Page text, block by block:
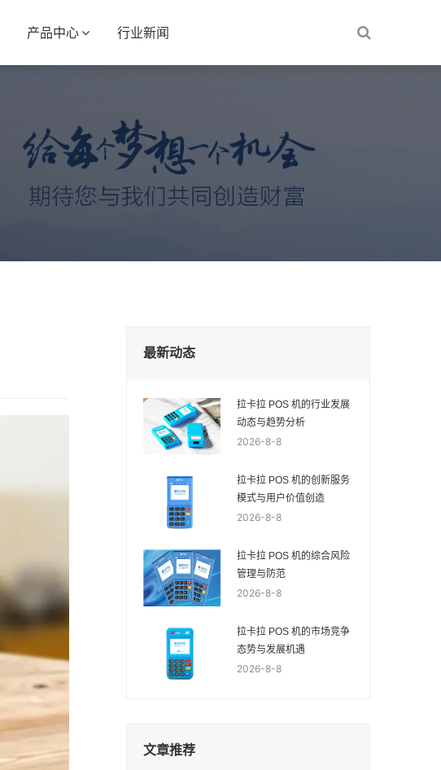
产品中心 行业新闻
最新动态
拉卡拉 POS 机的行业发展
动态与趋势分析
2026-8-8
拉卡拉 POS 机的创新服务
模式与用户价值创造
2026-8-8
拉卡拉 POS 机的综合风险
管理与防范
2026-8-8
拉卡拉 POS 机的市场竞争
态势与发展机遇
2026-8-8
文章推荐